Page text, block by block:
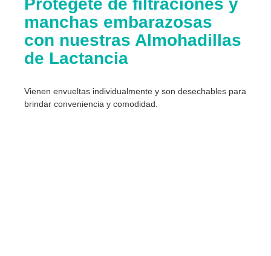
Protégete de filtraciones y
manchas embarazosas
con nuestras Almohadillas
de Lactancia
Vienen envueltas individualmente y son desechables para
brindar conveniencia y comodidad.